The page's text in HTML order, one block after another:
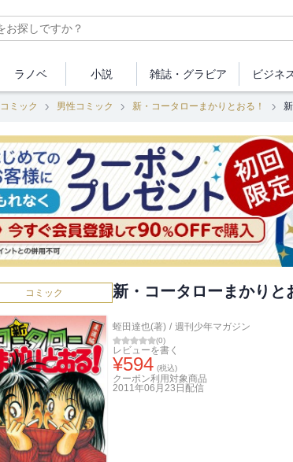
ラノベ 小説 雑誌・ グラビア ビジネ
コミック 男性コミック 新・コータローまかりとおる！
コミック 新・コータローまかりと
蛭田達也(著) / 週刊少年マガジン
(0)
レビューを書く
¥594 (税込)
クーポン利用対象商品
2011年06月23日 配信